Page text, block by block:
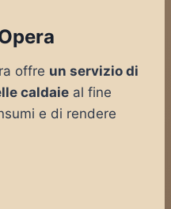
offre un servizio di
caldaie al fine
e di rendere